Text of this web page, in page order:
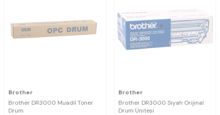
Brother
Brother DR3000 Muadil Toner
Drum
Brother
Brother DR3000 Siyah Orijinal
Drum Ünitesi